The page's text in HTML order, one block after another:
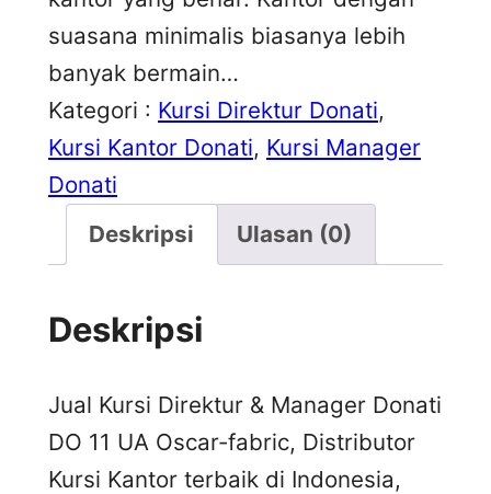
suasana minimalis biasanya lebih
banyak bermain…
Kategori : Kursi Direktur Donati
Kursi Kantor Donati, Kursi Manager
Donati
Deskripsi
Ulasan (0)
Deskripsi
Jual Kursi Direktur & Manager Donati
DO 11 UA Oscar-fabric, Distributor
Kursi Kantor terbaik di Indonesia,